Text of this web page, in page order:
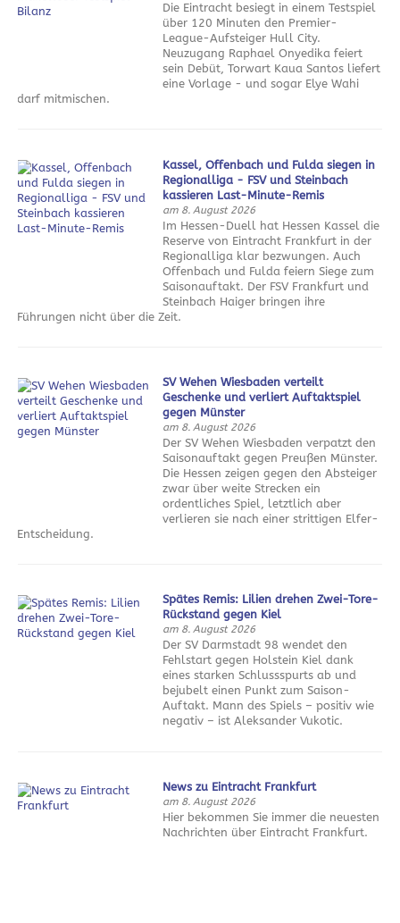
Die Eintracht besiegt in einem Testspiel
über 120 Minuten den Premier-
League-Aufsteiger Hull City.
Neuzugang Raphael Onyedika feiert
sein Debüt, Torwart Kaua Santos liefert
eine Vorlage - und sogar Elye Wahi
darf mitmischen.
Kassel, Offenbach und Fulda siegen in
Regionalliga - FSV und Steinbach
kassieren Last-Minute-Remis
am 8. August 2026
Im Hessen-Duell hat Hessen Kassel die
Reserve von Eintracht Frankfurt in der
Regionalliga klar bezwungen. Auch
Offenbach und Fulda feiern Siege zum
Saisonauftakt. Der FSV Frankfurt und
Steinbach Haiger bringen ihre
Führungen nicht über die Zeit.
SV Wehen Wiesbaden verteilt
Geschenke und verliert Auftaktspiel
gegen Münster
am 8. August 2026
Der SV Wehen Wiesbaden verpatzt den
Saisonauftakt gegen Preußen Münster.
Die Hessen zeigen gegen den Absteiger
zwar über weite Strecken ein
ordentliches Spiel, letztlich aber
verlieren sie nach einer strittigen Elfer-
Entscheidung.
Spätes Remis: Lilien drehen Zwei-Tore-
Rückstand gegen Kiel
am 8. August 2026
Der SV Darmstadt 98 wendet den
Fehlstart gegen Holstein Kiel dank
eines starken Schlussspurts ab und
bejubelt einen Punkt zum Saison-
Auftakt. Mann des Spiels – positiv wie
negativ – ist Aleksander Vukotic.
News zu Eintracht Frankfurt
am 8. August 2026
Hier bekommen Sie immer die neuesten
Nachrichten über Eintracht Frankfurt.